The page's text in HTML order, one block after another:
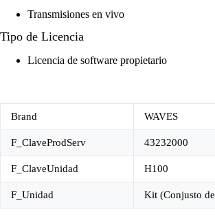
Transmisiones en vivo
Tipo de Licencia
Licencia de software propietario
Brand WAVES
F_ClaveProdServ 43232000
F_ClaveUnidad H100
F_Unidad Kit (Conjusto